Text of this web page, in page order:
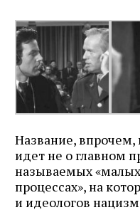
Название, впрочем,
идет не о главном
называемых
процессах», на
и идеологов